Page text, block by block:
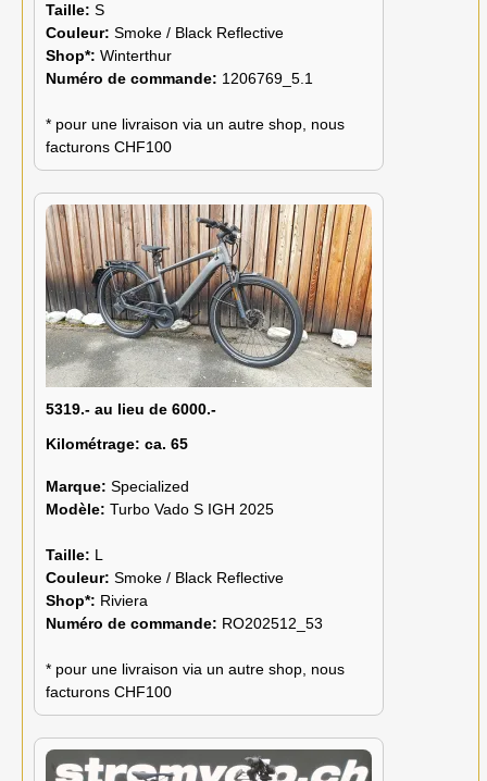
Taille: S
Couleur: Smoke / Black Reflective
Shop*: Winterthur
Numéro de commande: 1206769_5.1
* pour une livraison via un autre shop, nous
facturons CHF100
5319.- au lieu de 6000.-
Kilométrage: ca. 65
Marque: Specialized
Modèle: Turbo Vado S IGH 2025
Taille: L
Couleur: Smoke / Black Reflective
Shop*: Riviera
Numéro de commande: RO202512_53
* pour une livraison via un autre shop, nous
facturons CHF100